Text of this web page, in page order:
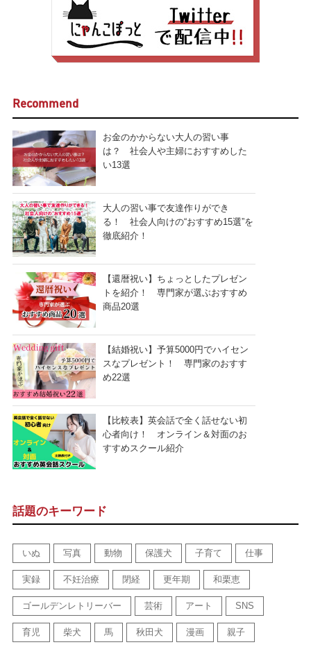
Recommend
お金のかからない大人の習い事
は？ 社会人や主婦におすすめした
い13選
大人の習い事で友達作りができ
る！ 社会人向けの“おすすめ15選”を
徹底紹介！
【還暦祝い】ちょっとしたプレゼン
トを紹介！ 専門家が選ぶおすすめ
商品20選
【結婚祝い】予算5000円でハイセン
スなプレゼント！ 専門家のおすす
め22選
【比較表】英会話で全く話せない初
心者向け！ オンライン＆対面のお
すすめスクール紹介
話題のキーワード
いぬ 写真 動物 保護犬 子育て 仕事
実録 不妊治療 閉経 更年期 和栗恵
ゴールデンレトリーバー 芸術 アート SNS
育児 柴犬 馬 秋田犬 漫画 親子